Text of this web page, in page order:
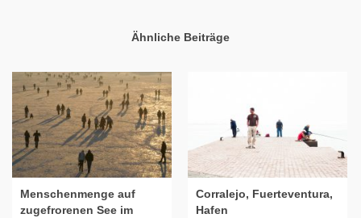
Ähnliche Beiträge
Menschenmenge auf
zugefrorenen See im
Corralejo, Fuerteventura,
Hafen